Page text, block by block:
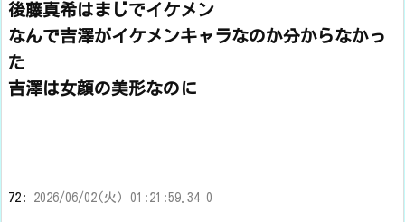
後藤真希はまじでイケメン
なんで吉澤がイケメンキャラなのか分からなかっ
た
吉澤は女顔の美形なのに
72: 2026/06/02(火) 01:21:59.34 0